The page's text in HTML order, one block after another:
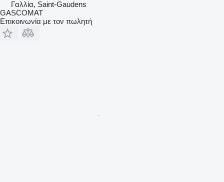
Γαλλία, Saint-Gaudens
GASCOMAT
Επικοινωνία με τον πωλητή